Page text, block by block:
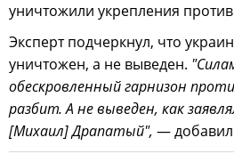
уничтожили укрепления
Эксперт подчеркнул, что
уничтожен, а не выведен.
обескровленный гарнизон
разбит. А не выведен, как
[Михаил] Драпатый", — добавил